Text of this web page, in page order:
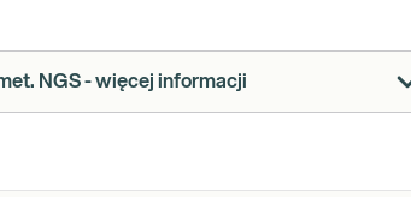
NGS - więcej informacji